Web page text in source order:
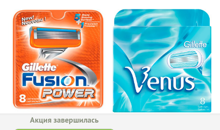
Акция завершилась